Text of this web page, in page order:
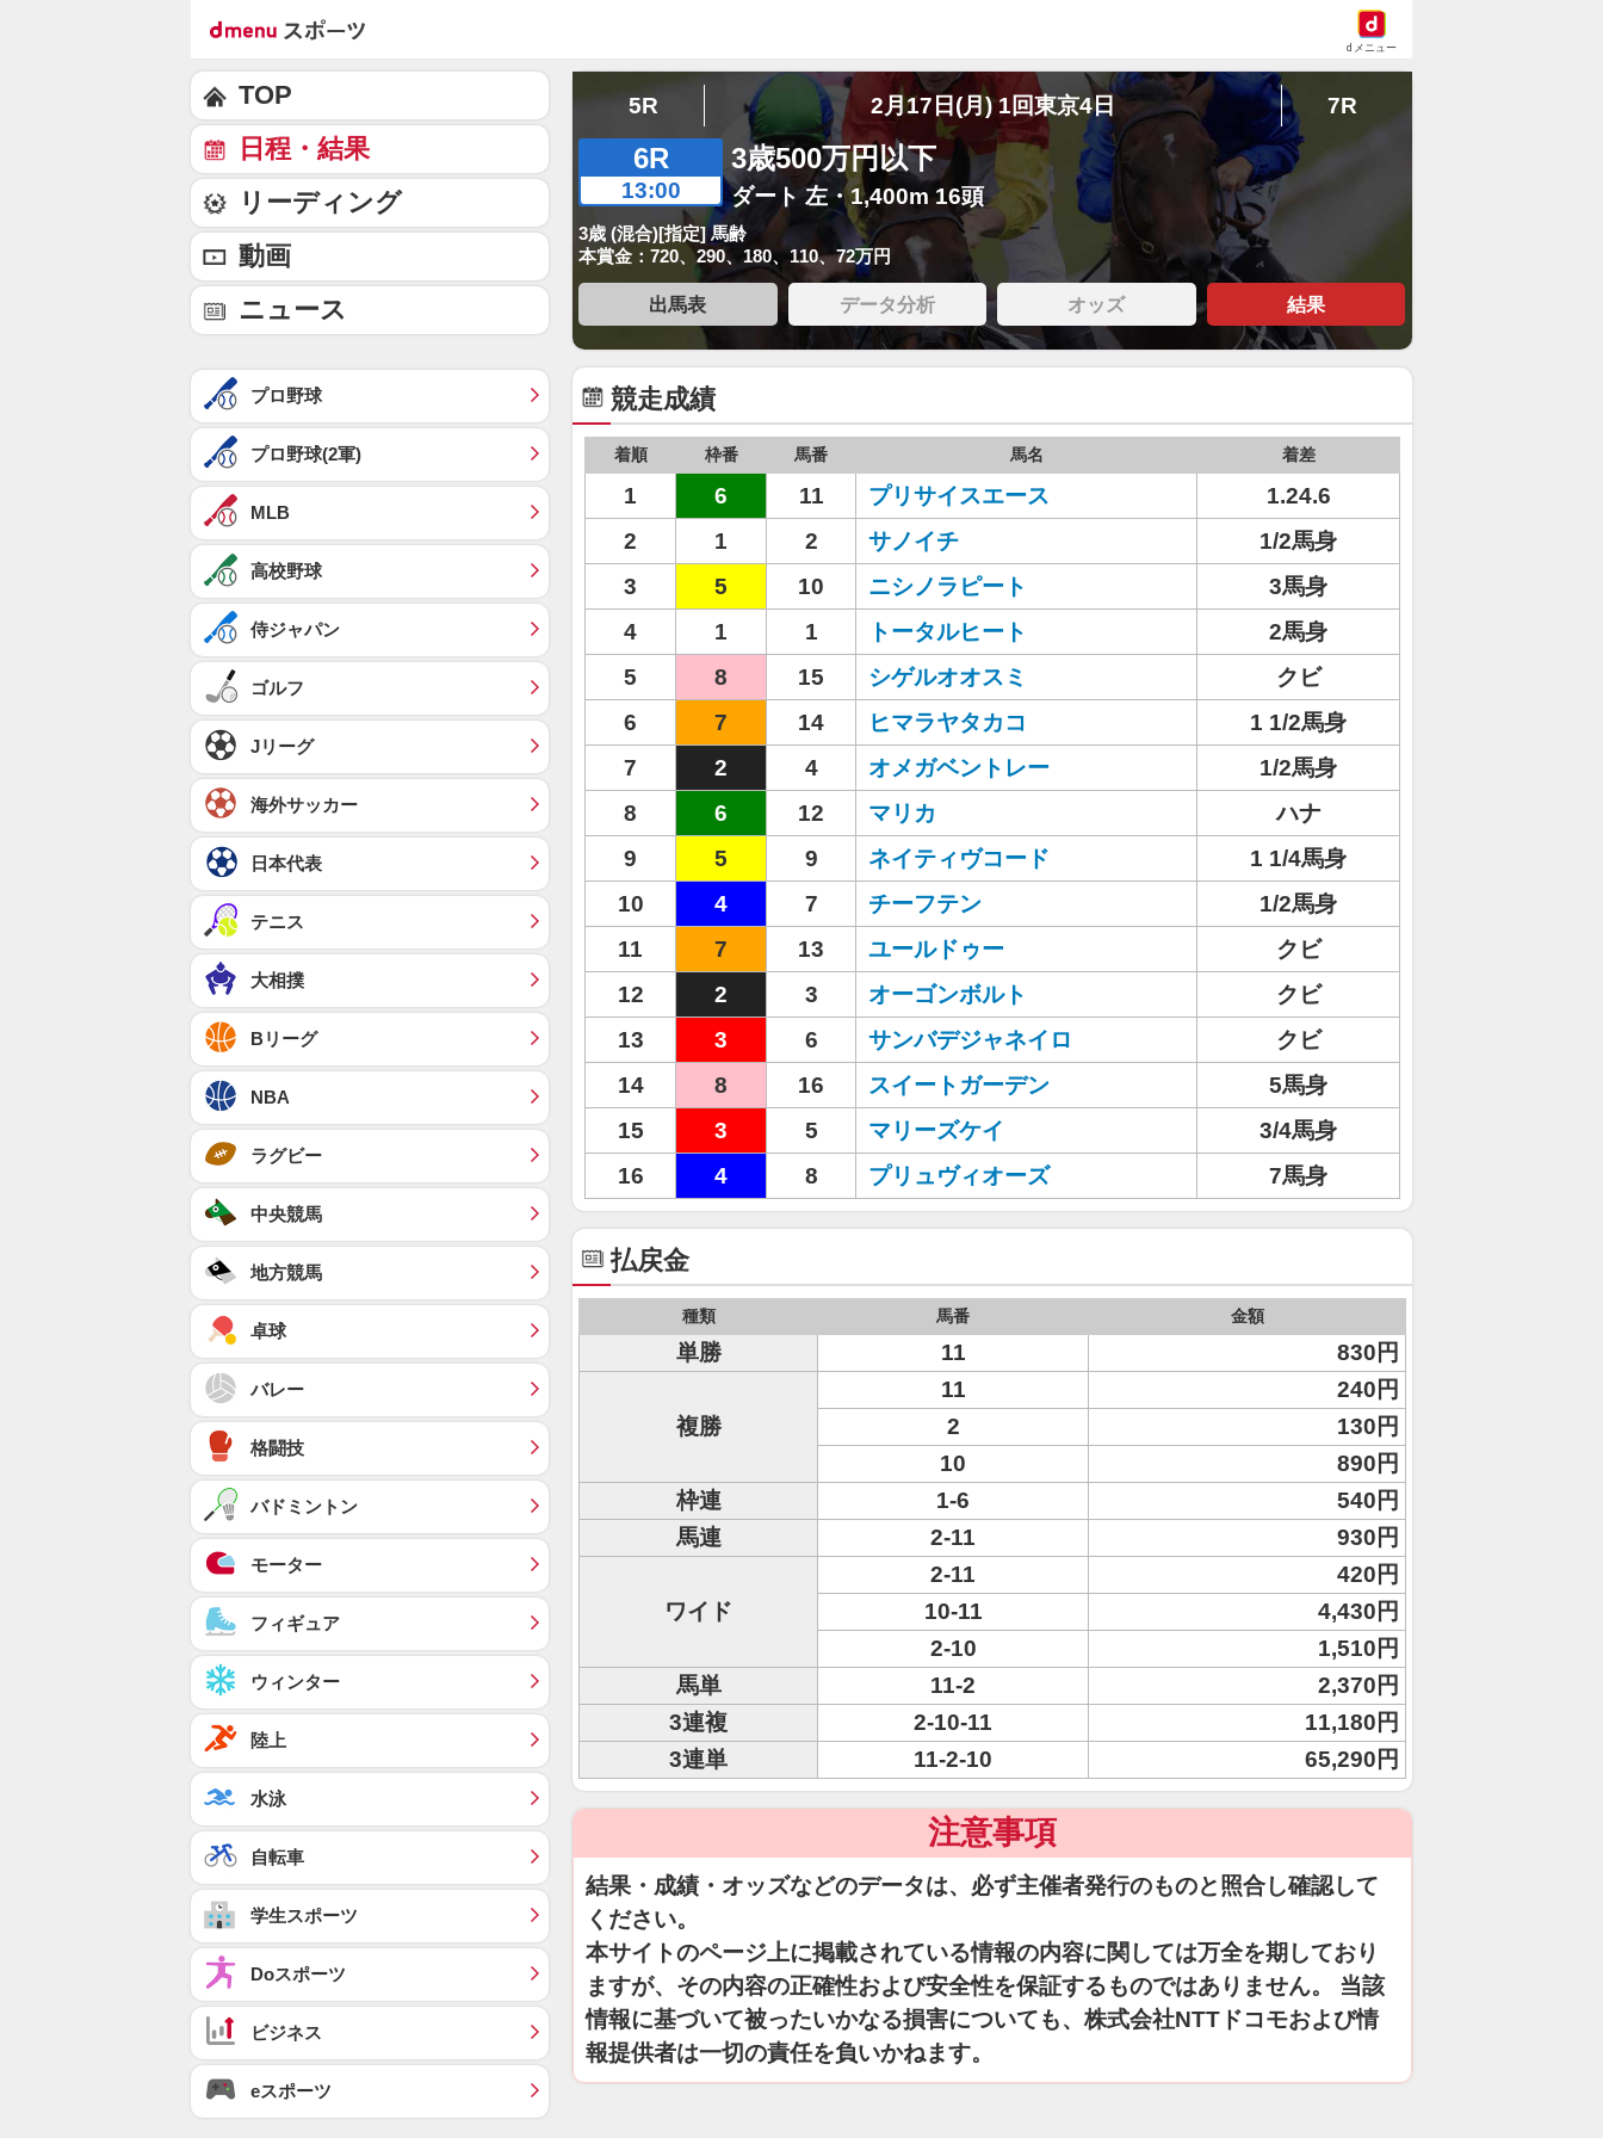
dメニュー
5R 2月17日(月) 1回東京4日 7R
6R
13:00
3歳500万円以下
ダート 左・1,400m 16頭
3歳 (混合)[指定] 馬齢
本賞金：720、290、180、110、72万円
出馬表 データ分析 オッズ 結果
競走成績
着順 枠番 馬番 馬名 着差
1 6 11 プリサイスエース
1.24.6
2
1 2 サノイチ
1/2馬身
3
5 10 ニシノラピート
3馬身
4
1 1 トータルヒート
2馬身
5
8 15 シゲルオオスミ
クビ
6
7 14 ヒマラヤタカコ
1 1/2馬身
7
2 4 オメガベントレー
1/2馬身
8
6 12 マリカ
ハナ
9
5 9 ネイティヴコード
1 1/4馬身
10
4 7 チーフテン
1/2馬身
11
7 13 ユールドゥー
クビ
12
2 3 オーゴンボルト
クビ
13
3 6 サンバデジャネイロ
クビ
14
8 16 スイートガーデン
5馬身
15
3 5 マリーズケイ
3/4馬身
16
4 8 プリュヴィオーズ 7馬身
払戻金
種類 馬番 金額
単勝 11 830円
複勝
11
240円
2
130円
10
890円
枠連
1-6
540円
馬連
2-11 930円
ワイド
2-11
420円
10-11
4,430円
2-10
1,510円
馬単
11-2
2,370円
3連複
2-10-11
11,180円
3連単
11-2-10 65,290円
注意事項
結果・成績・オッズなどのデータは、必ず主催者発行のものと照合し確認して
ください。
本サイトのページ上に掲載されている情報の内容に関しては万全を期しており
ますが、その内容の正確性および安全性を保証するものではありません。 当該
情報に基づいて被ったいかなる損害についても、株式会社NTTドコモおよび情
報提供者は一切の責任を負いかねます。
TOP
日程・結果
リーディング
動画
ニュース
プロ野球
プロ野球(2軍)
MLB
高校野球
侍ジャパン
ゴルフ
Jリーグ
海外サッカー
日本代表
テニス
大相撲
Bリーグ
NBA
ラグビー
中央競馬
地方競馬
卓球
バレー
格闘技
バドミントン
モーター
フィギュア
ウィンター
陸上
水泳
自転車
学生スポーツ
Doスポーツ
ビジネス
eスポーツ